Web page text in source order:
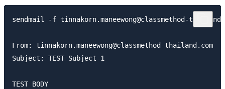
sendmail -f tinnakorn.maneewong@classmethod-
From: tinnakorn.maneewong@classmethod-thailand.com
Subject: TEST Subject 1
TEST BODY